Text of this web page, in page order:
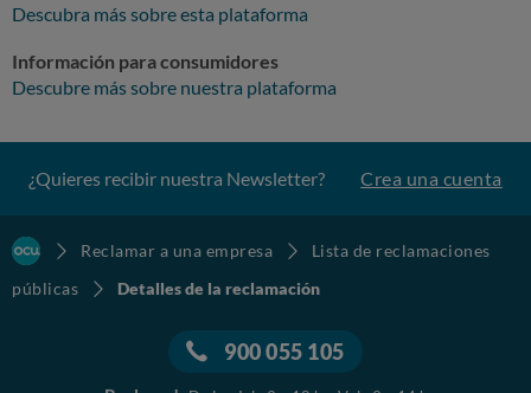
Descubra más sobre esta plataforma
Información para consumidores
Descubre más sobre nuestra plataforma
¿Quieres recibir nuestra Newsletter? Crea una cuenta
Reclamar a una empresa
Lista de reclamaciones
públicas
Detalles de la reclamación
900 055 105